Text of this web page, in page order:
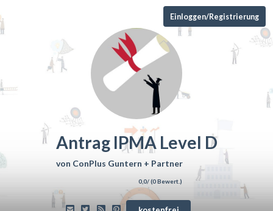
Einloggen/Registrierung
Antrag IPMA Level D
von ConPlus Guntern + Partner
0,0/ (0 Bewert.)